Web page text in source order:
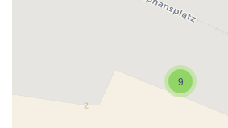
Laden der Karte...
9